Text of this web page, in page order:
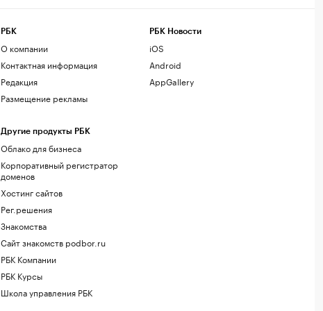
РБК
О компании
Контактная информация
Редакция
Размещение рекламы
Другие продукты РБК
Облако для бизнеса
Корпоративный регистратор
доменов
Хостинг сайтов
Рег.решения
Знакомства
Сайт знакомств podbor.ru
РБК Компании
РБК Курсы
Школа управления РБК
РБК Новости
iOS
Android
AppGallery